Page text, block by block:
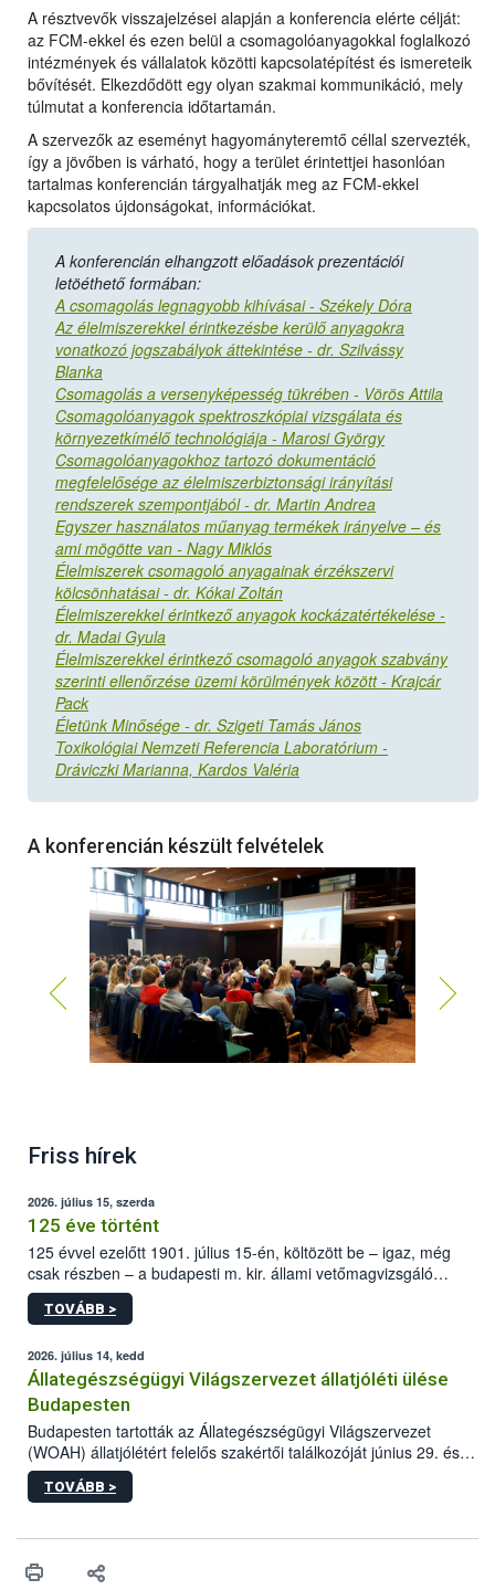
A résztvevők visszajelzései alapján a konferencia elérte célját:
az FCM-ekkel és ezen belül a csomagolóanyagokkal foglalkozó
intézmények és vállalatok közötti kapcsolatépítést és ismereteik
bővítését. Elkezdődött egy olyan szakmai kommunikáció, mely
túlmutat a konferencia időtartamán.
A szervezők az eseményt hagyományteremtő céllal szervezték,
így a jövőben is várható, hogy a terület érintettjei hasonlóan
tartalmas konferencián tárgyalhatják meg az FCM-ekkel
kapcsolatos újdonságokat, információkat.
A konferencián elhangzott előadások prezentációi
letöéthető formában:
A csomagolás legnagyobb kihívásai - Székely Dóra
Az élelmiszerekkel érintkezésbe kerülő anyagokra
vonatkozó jogszabályok áttekintése - dr. Szilvássy
Blanka
Csomagolás a versenyképesség tükrében - Vörös Attila
Csomagolóanyagok spektroszkópiai vizsgálata és
környezetkímélő technológiája - Marosi György
Csomagolóanyagokhoz tartozó dokumentáció
megfelelősége az élelmiszerbiztonsági irányítási
rendszerek szempontjából - dr. Martin Andrea
Egyszer használatos műanyag termékek irányelve – és
ami mögötte van - Nagy Miklós
Élelmiszerek csomagoló anyagainak érzékszervi
kölcsönhatásai - dr. Kókai Zoltán
Élelmiszerekkel érintkező anyagok kockázatértékelése -
dr. Madai Gyula
Élelmiszerekkel érintkező csomagoló anyagok szabvány
szerinti ellenőrzése üzemi körülmények között - Krajcár
Pack
Életünk Minősége - dr. Szigeti Tamás János
Toxikológiai Nemzeti Referencia Laboratórium -
Dráviczki Marianna, Kardos Valéria
A konferencián készült felvételek
Friss hírek
2026. július 15, szerda
125 éve történt
125 évvel ezelőtt 1901. július 15-én, költözött be – igaz, még
csak részben – a budapesti m. kir. állami vetőmagvizsgáló
állomás a Kis Rókus utca 15. szám alatti, Czigler Győző által
tervezett új épületébe.
TOVÁBB >
2026. július 14, kedd
Állategészségügyi Világszervezet állatjóléti ülése
Budapesten
Budapesten tartották az Állategészségügyi Világszervezet
(WOAH) állatjólétért felelős szakértői találkozóját június 29. és
július 2. között. Az Agrár- és Élelmiszergazdaságért Felelős
Minisztérium (AÉM) és a Nemzeti Élelmiszerlánc-biztonsági
gazdasági haszonállatok jólétének elősegítése volt az európai
meg tapasztalatait a gazdasági haszonállatok jólétének
TOVÁBB >